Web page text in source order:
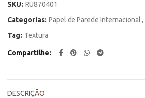
SKU: RU870401
Categorias: Papel de Parede Internacional,
Tag: Textura
Compartilhe
DESCRIÇÃO